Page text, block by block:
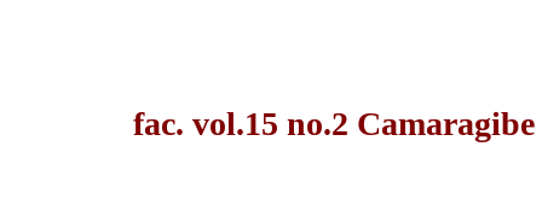
fac. vol.15 no.2